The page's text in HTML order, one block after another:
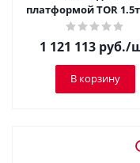
платформой TOR
CDDK15-III
1 121 113 руб./
В корзину